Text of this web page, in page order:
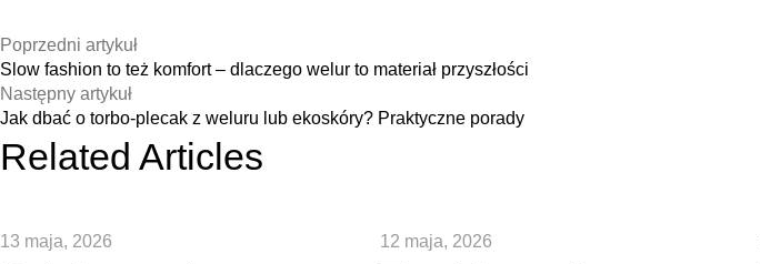
Poprzedni artykuł
Slow fashion to też komfort – dlaczego welur to materiał przyszłości
Następny artykuł
Jak dbać o torbo-plecak z weluru lub ekoskóry? Praktyczne porady
Related Articles
13 maja, 2026 12 maja, 2026